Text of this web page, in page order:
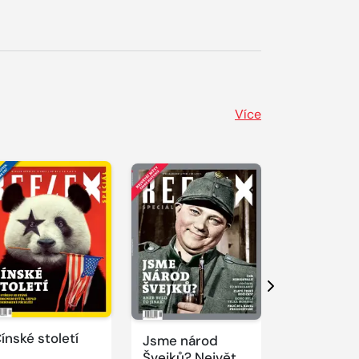
Více
století
Jsme národ
Další